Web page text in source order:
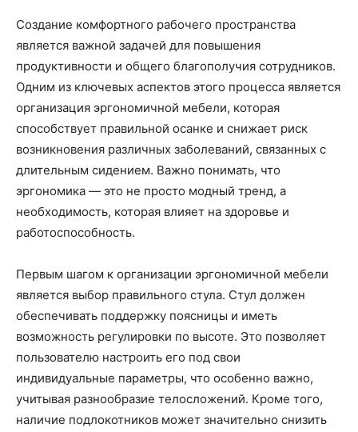
Создание комфортного рабочего пространства
является важной задачей для повышения
продуктивности и общего благополучия сотрудников.
Одним из ключевых аспектов этого процесса является
организация эргономичной мебели, которая
способствует правильной осанке и снижает риск
возникновения различных заболеваний, связанных с
длительным сидением. Важно понимать, что
эргономика — это не просто модный тренд, а
необходимость, которая влияет на здоровье и
работоспособность.
Первым шагом к организации эргономичной мебели
является выбор правильного стула. Стул должен
обеспечивать поддержку поясницы и иметь
возможность регулировки по высоте. Это позволяет
пользователю настроить его под свои
индивидуальные параметры, что особенно важно,
учитывая разнообразие телосложений. Кроме того,
наличие подлокотников может значительно снизить